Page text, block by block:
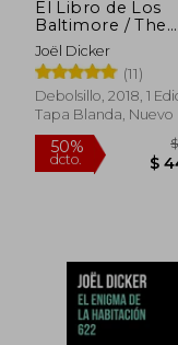
El Libro de Los
Baltimore / The
Baltimore Boys
Joël Dicker
(11)
Debolsillo, 2018, 1
Tapa Blanda, Nuevo